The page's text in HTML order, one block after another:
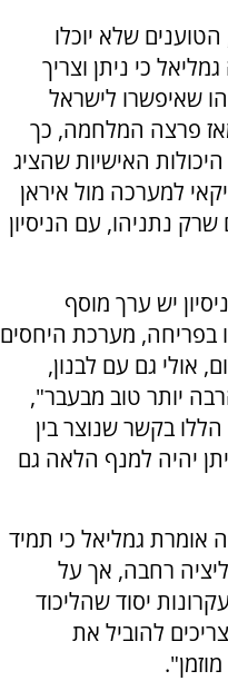
שלא יוכלו
כי ניתן וצריך
שאיפשרו לישראל
פרצה המלחמה, כך
האישיות שהציג
למערכה מול איראן
נתניהו, עם הניסיון
יש ערך מוסף
בפריחה, מערכת היחסים
אולי גם עם לבנון,
יותר טוב מבעבר",
בקשר שנוצר בין
יהיה למנף הלאה גם
גמליאל כי תמיד
רחבה, אך על
יסוד שהליכוד
להוביל את